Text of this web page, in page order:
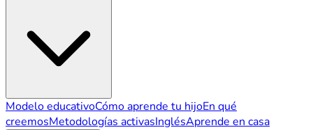
Modelo educativoCómo aprende tu hijoEn qué
creemosMetodologías activasInglésAprende en casa